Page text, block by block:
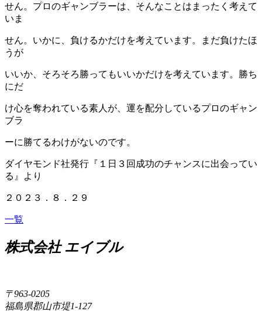
せん。プロのギャンブラーは、そんなことはまったく考えて
いま
せん。いかに、負けるかだけを考えています。まだ負けたほ
うが
いいか、そろそろ勝ってもいいかだけを考えています。勝ち
にだ
け心を奪われている素人が、運を配分しているプロのギャン
ブラ
ーに勝てるわけがないのです。
ダイヤモンド社発行『１日３回成功のチャンスに出会ってい
る』より
２０２３．８．２９
一覧
株式会社 エイブル
〒963-0205
福島県郡山市堤1-127